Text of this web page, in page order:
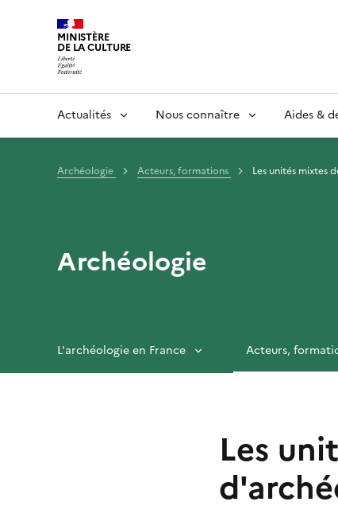
MINISTÈRE
DE LA CULTURE
Actualités Nous connaître Aides &
Archéologie Acteurs, formations Les unités mixtes
Archéologie
L'archéologie en France Acteurs,
Les